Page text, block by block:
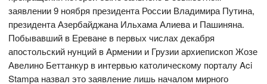
заявлении 9 ноября президента России Владимира Путина,
президента Азербайджана Ильхама Алиева и Пашиняна.
Побывавший в Ереване в первых числах декабря
апостольский нунций в Армении и Грузии архиепископ Жозе
Авелино Беттанкур в интервью католическому порталу Aci
Stampa назвал это заявление лишь началом мирного